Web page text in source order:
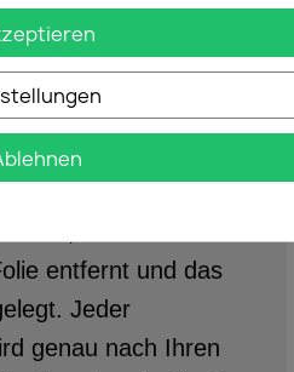
werden mit
entfernt und das
Jeder
genau nach Ihren